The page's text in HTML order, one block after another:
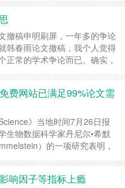
这一条是我见过研究生论文
很多情况下，他们论文中
撤稿申明刷屏，一年多的争论
韩春雨论文撤稿，我个人觉得
正常的学术争论而已。确实，
，中国这几年才超越美国，如
，希望将来不再发生这样的乌
费网站已满足99%论文需
》当地时间7月26日报
生物数据科学家丹尼尔•希默
）的一项研究表明，
自2011年由哈佛大学毕业生
响因子等指标上瘾